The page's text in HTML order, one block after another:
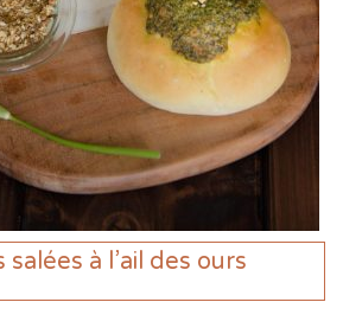
salées à l’ail des ours